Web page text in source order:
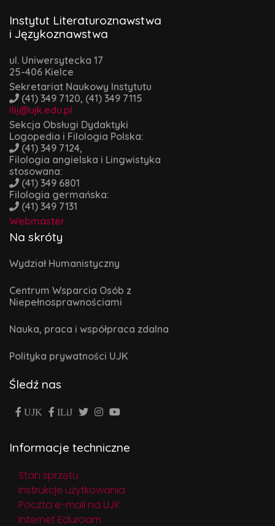
Instytut Literaturoznawstwa
i Językoznawstwa
ul. Uniwersytecka 17
25-406 Kielce
Sekretariat Naukowy Instytutu
(41) 349 7120, (41) 349 7115
ilij@ujk.edu.pl
Sekcja Obsługi Dydaktyki
Logopedia i Filologia Polska:
(41) 349 7124,
Filologia angielska i Lingwistyka
stosowana:
(41) 349 6801
Filologia germańska:
(41) 349 7131
Webmaster
Na skróty
Wydział Humanistyczny
Centrum Wsparcia Osób z
Niepełnosprawnościami
Nauka, praca i współpraca zdalna
Polityka prywatności UJK
Śledź nas
UJK ILiJ
Informacje techniczne
Stan sprzętu
Instrukcje użytkowania
Poczta e-mail na UJK
Internet Eduroam